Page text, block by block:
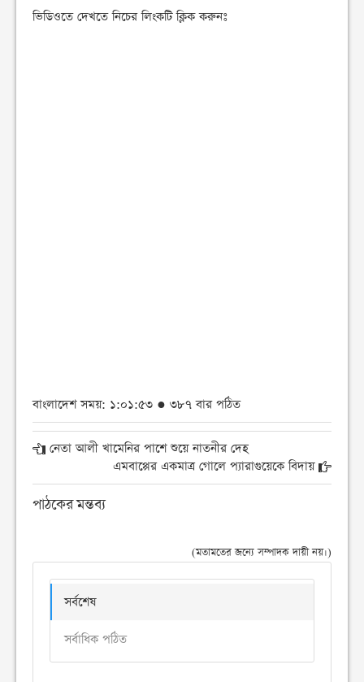
ভিডিওতে দেখতে নিচের লিংকটি ক্লিক করুনঃ
বাংলাদেশ সময়: ১:০১:৫৩ ● ৩৮৭ বার পঠিত
নেতা আলী খামেনির পাশে শুয়ে নাতনীর দেহ
এমবাপ্পের একমাত্র গোলে প্যারাগুয়েকে বিদায়
পাঠকের মন্তব্য
(মতামতের জন্যে সম্পাদক দায়ী নয়।)
সর্বশেষ
সর্বাধিক পঠিত